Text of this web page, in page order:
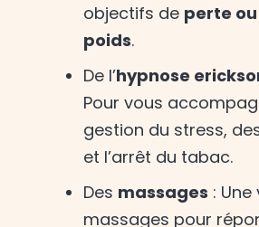
objectifs de perte
poids.
De l’hypnose
Pour vous
gestion du stress,
et l’arrêt du tabac.
Des massages :
massages pour